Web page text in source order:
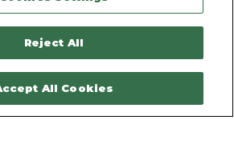
Sitemap
Contactez-nous
Reject All
All Cookies